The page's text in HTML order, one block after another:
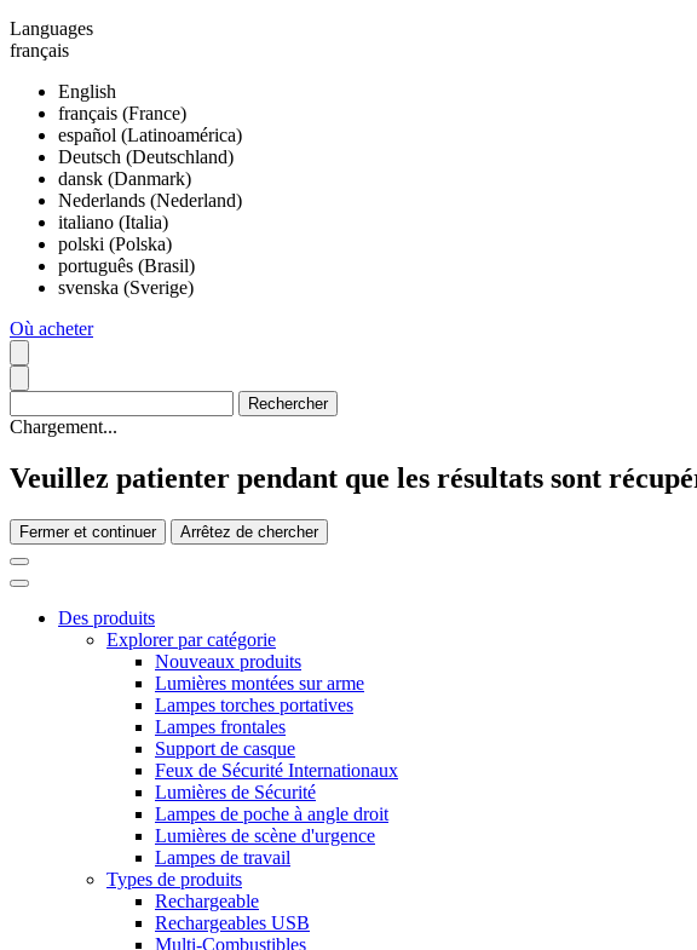
Languages
français
English
français (France)
español (Latinoamérica)
Deutsch (Deutschland)
dansk (Danmark)
Nederlands (Nederland)
italiano (Italia)
polski (Polska)
português (Brasil)
svenska (Sverige)
Où acheter
Chargement...
Veuillez patienter pendant que les résultats sont
Fermer et continuer Arrêtez de chercher
Des produits
Explorer par catégorie
Nouveaux produits
Lumières montées sur arme
Lampes torches portatives
Lampes frontales
Support de casque
Feux de Sécurité Internationaux
Lumières de Sécurité
Lampes de poche à angle droit
Lumières de scène d'urgence
Lampes de travail
Types de produits
Rechargeable
Rechargeables USB
Multi-Combustibles